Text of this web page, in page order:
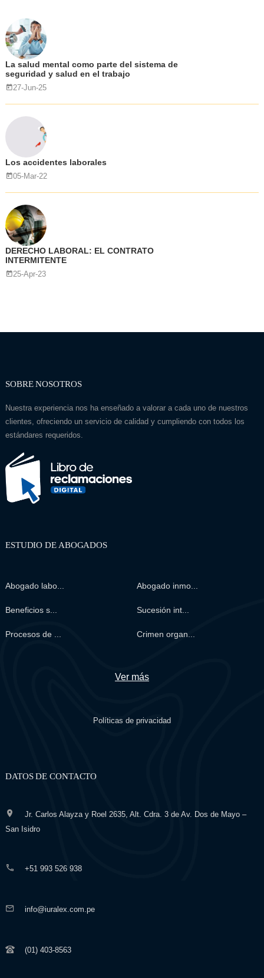
La salud mental como parte del sistema de
seguridad y salud en el trabajo
27-Jun-25
Los accidentes laborales
05-Mar-22
DERECHO LABORAL: EL CONTRATO
INTERMITENTE
25-Apr-23
SOBRE NOSOTROS
Nuestra experiencia nos ha enseñado a valorar a cada uno de nuestros
clientes, ofreciendo un servicio de calidad y cumpliendo con todos los
estándares requeridos.
ESTUDIO DE ABOGADOS
Abogado labo... Abogado inmo...
Beneficios s... Sucesión int...
Procesos de ... Crimen organ...
Ver más
Políticas de privacidad
DATOS DE CONTACTO
Jr. Carlos Alayza y Roel 2635, Alt. Cdra. 3 de Av. Dos de Mayo –
San Isidro
+51 993 526 938
info@iuralex.com.pe
(01) 403-8563